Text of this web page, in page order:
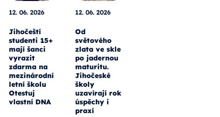
12. 06. 2026
Jihočeští
studenti 15+
mají šanci
vyrazit
zdarma na
mezinárodní
letní školu
Otestuj
vlastní DNA
12. 06. 2026
Od
světového
zlata ve skle
po jadernou
maturitu.
Jihočeské
školy
uzavírají rok
úspěchy i
praxí